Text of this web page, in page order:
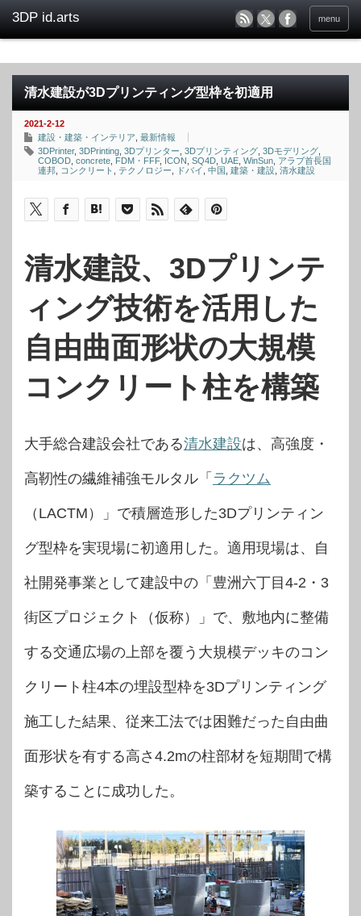
menu
清水建設が3Dプリンティング型枠を初適用
2021-2-12
建設・建築・インテリア 最新情報
3DPrinter, 3DPrinting 3Dプリンター 3Dプリンティング 3Dモデリング
COBOD concrete FDM・FFF, ICON SQ4D UAE WinSun アラブ首長国
連邦
コンクリート テクノロジー ドバイ 中国 建築・建設 清水建設
清水建設、3Dプリンテ
ィング技術を活用した
自由曲面形状の大規模
コンクリート柱を構築
大手総合建設会社である清水建設は、高強度・
高靭性の繊維補強モルタル「 ラクツム
（LACTM）」で積層造形した3Dプリンティン
グ型枠を実現場に初適用した。適用現場は、自
社開発事業として建設中の「豊洲六丁目4-2・3
街区プロジェクト（仮称）」で、敷地内に整備
する交通広場の上部を覆う大規模デッキのコン
クリート柱4本の埋設型枠を3Dプリンティング
施工した結果、従来工法では困難だった自由曲
面形状を有する高さ4.2mの柱部材を短期間で構
築することに成功した。